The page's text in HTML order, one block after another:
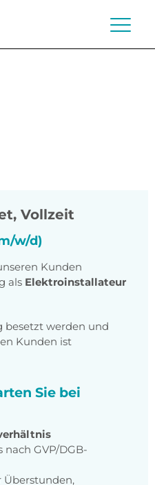
Vollzeit
w/d)
Kunden
als Elektroinstallateur
besetzt werden und
Kunden ist
Sie bei
GVP/DGB-
Überstunden,